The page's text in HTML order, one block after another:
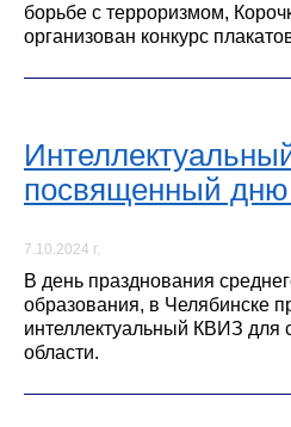
борьбе с терроризмом,
организован конкурс
посвященный
7.10.2024 г.
В день празднования
образования, в Челябинске
интеллектуальный КВИЗ для
области.